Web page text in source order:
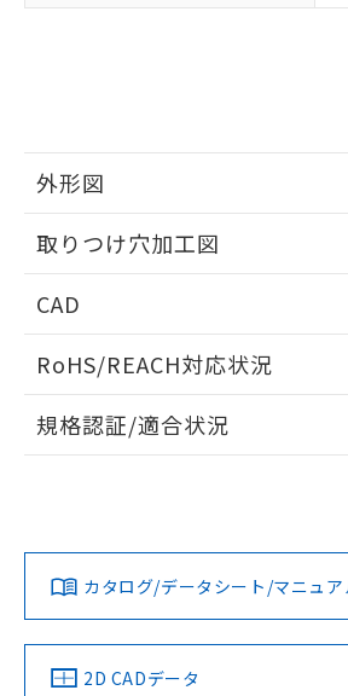
外形図
取りつけ穴加工図
CAD
ドすることができます。
ログイン/会員登録
ダウンロードデータをご利用いただく
みください。
ソフトウェアの使用条件
RoHS/REACH対応状況
EU RoHS 注意事項・凡例
対応済み
中国 RoHS 注意事項・凡例
規格認証/適合状況
LR型式承認
（イギリス
船舶規格）
DNV型式承認
（ノルウェー
カタログ/データシート/マニュア
2D CADデータ
の共同利用に関して"
るもので、過去に遡って非含有
ものではありません。
また、RoHS指令のフタル酸
既に当社にて対応品への在庫
していることから、特段のこと
り、2022年1月12日より割愛
す。